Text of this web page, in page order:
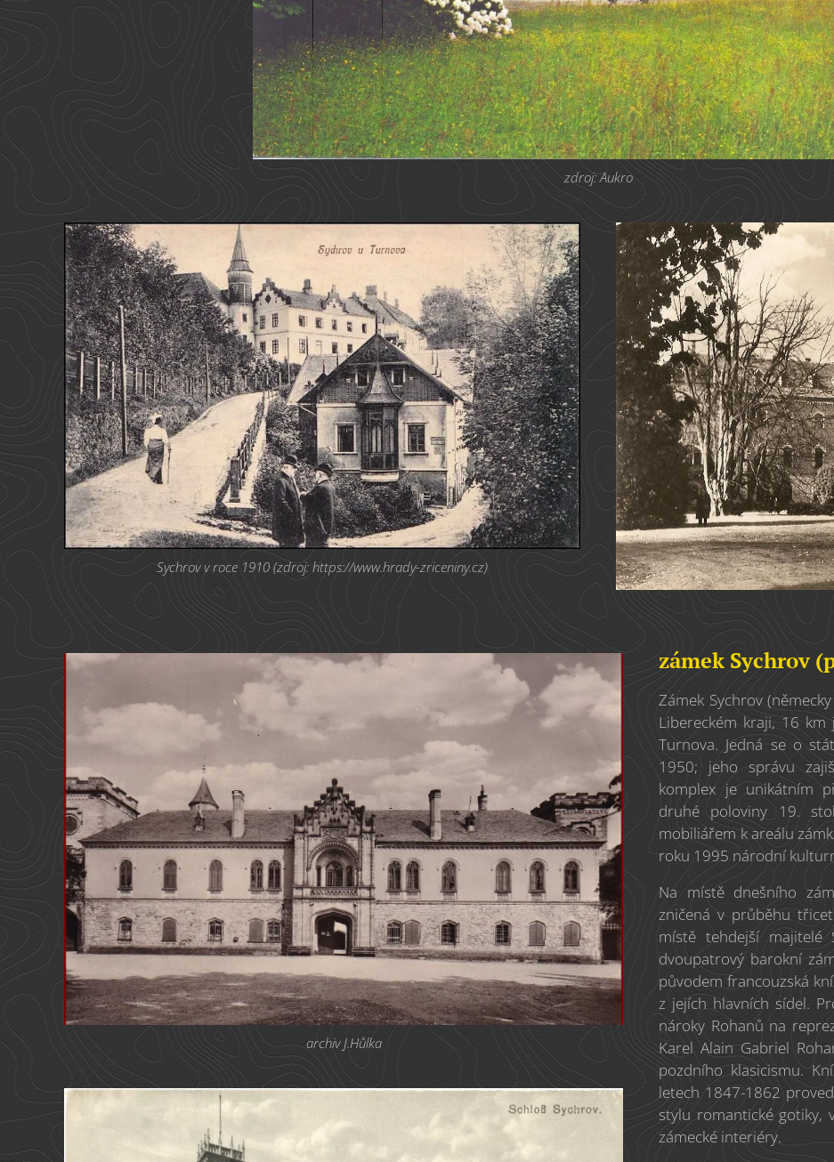
zdroj: Aukro
Sychrov v roce 1910 (zdroj: https://www.hrady-zriceniny.cz)
archiv J.Hůlka
zámek Sychrov
Zámek Sychrov
Libereckém kraji, 16
Turnova. Jedná se o
1950; jeho správu
komplex je unikátním
druhé poloviny 19.
mobiliářem k areálu
roku 1995 národní
Na místě dnešního
zničená v průběhu
místě tehdejší majitelé
dvoupatrový barokní
původem francouzská
z jejích hlavních sídel.
nároky Rohanů na
Karel Alain Gabriel
pozdního klasicismu.
letech 1847-1862
stylu romantické gotiky,
zámecké interiéry.